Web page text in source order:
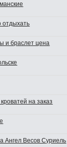
отдыхать
и браслет цена
на заказ
Ангел Весов Суриель